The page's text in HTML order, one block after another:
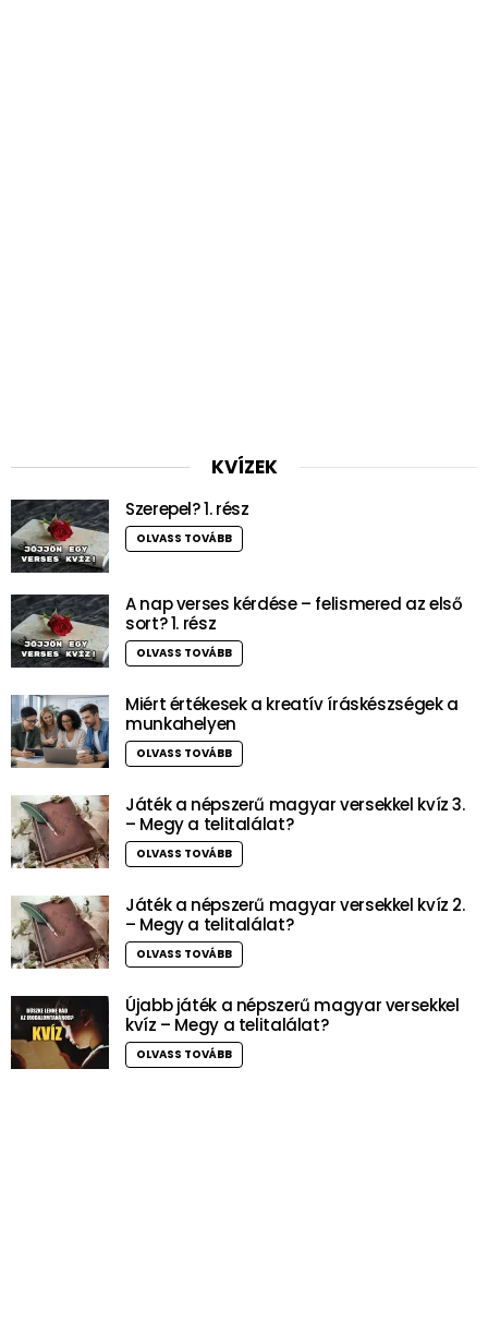
KVÍZEK
Szerepel? 1. rész
OLVASS TOVÁBB
A nap verses kérdése – felismered az első
sort? 1. rész
OLVASS TOVÁBB
Miért értékesek a kreatív íráskészségek a
munkahelyen
OLVASS TOVÁBB
Játék a népszerű magyar versekkel kvíz 3.
– Megy a telitalálat?
OLVASS TOVÁBB
Játék a népszerű magyar versekkel kvíz 2.
– Megy a telitalálat?
OLVASS TOVÁBB
Újabb játék a népszerű magyar versekkel
kvíz – Megy a telitalálat?
OLVASS TOVÁBB